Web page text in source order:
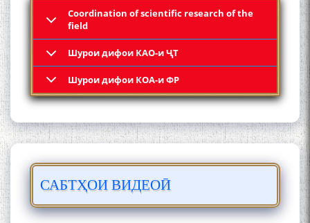
Coordination of scientific research of the
field
Шурои дифои КАО-и ҶТ
Шурои дифои КОА-и ФР
САБТҲОИ ВИДЕОӢ
Кадамчо Худои Шарифзода
Сайре дар Осорхона
Муҳаммадҷон Раҳимӣ